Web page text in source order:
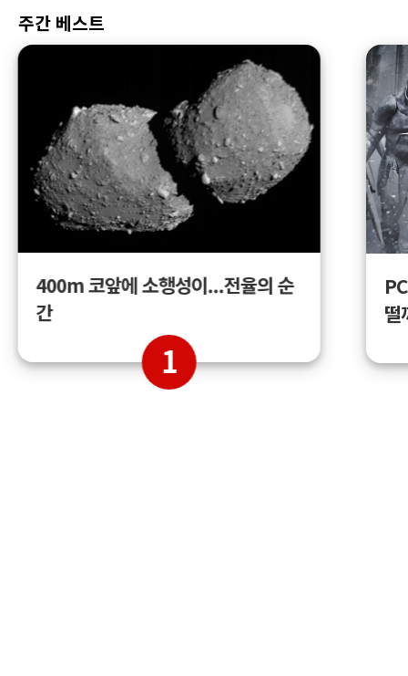
주간 베스트
400m 코앞에 소행성이...전율의 순
간
1
떨